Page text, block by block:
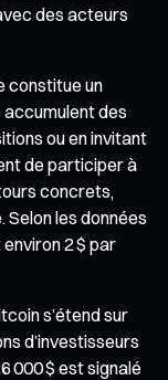
des acteurs
constitue un
des
ou en invitant
de participer à
concrets,
les données
2 $ par
s’étend sur
d’investisseurs
000 $ est signalé